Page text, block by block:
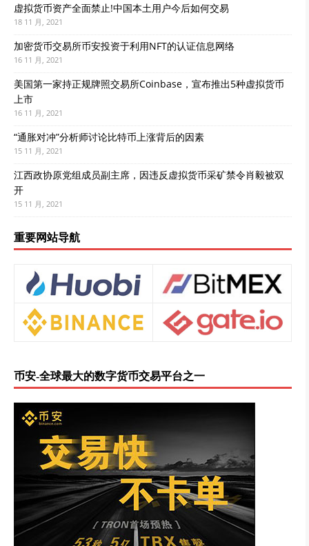
虚拟货币资产全面禁止!中国本土用户今后如何交易
18 11 月, 2021
加密货币交易所币安投资于利用NFT的认证信息网络
16 11 月, 2021
美国第一家持正规牌照交易所Coinbase，宣布推出5种虚拟货币
上市
16 11 月, 2021
“通胀对冲”分析师讨论比特币上涨背后的因素
15 11 月, 2021
江西政协原党组成员副主席，因违反虚拟货币采矿禁令肖毅被双
开
15 11 月, 2021
重要网站导航
币安-全球最大的数字货币交易平台之一